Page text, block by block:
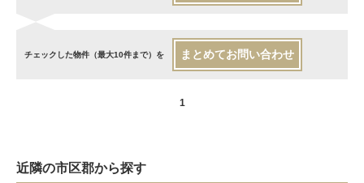
チェックした物件（最大10件まで）を まとめてお問い合わせ
1
近隣の市区郡から探す